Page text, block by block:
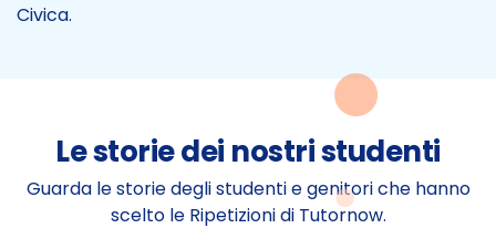
Civica.
Le storie dei nostri studenti
Guarda le storie degli studenti e genitori che hanno
scelto le Ripetizioni di Tutornow.